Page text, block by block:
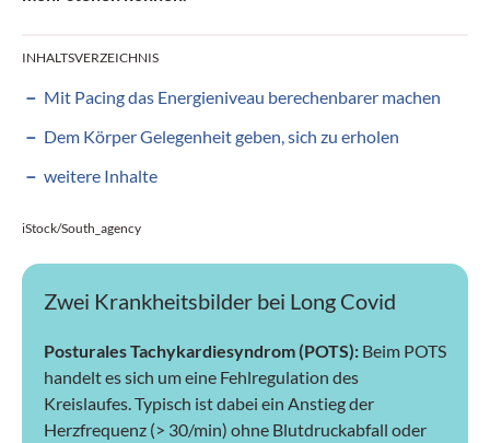
INHALTSVERZEICHNIS
Mit Pacing das Energieniveau berechenbarer machen
Dem Körper Gelegenheit geben, sich zu erholen
weitere Inhalte
iStock/South_agency
Zwei Krankheitsbilder bei Long Covid
Posturales Tachykardiesyndrom (POTS): Beim POTS
handelt es sich um eine Fehlregulation des
Kreislaufes. Typisch ist dabei ein Anstieg der
Herzfrequenz (> 30/min) ohne Blutdruckabfall oder